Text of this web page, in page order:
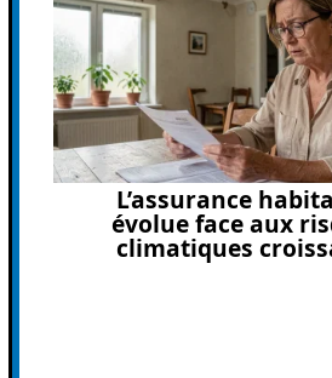
L’assurance
évolue face aux
climatiques